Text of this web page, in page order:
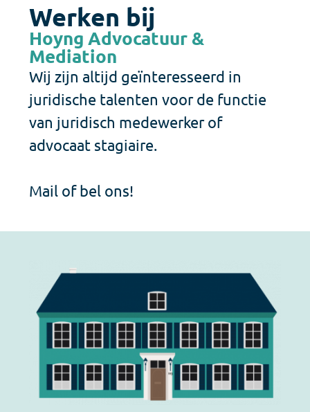
Werken bij
Hoyng Advocatuur &
Mediation​
Wij zijn altijd geïnteresseerd in
juridische talenten voor de functie
van juridisch medewerker of
advocaat stagiaire.
Mail of bel ons!